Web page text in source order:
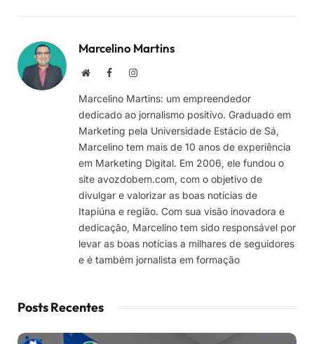
Marcelino Martins
Site FacebookInstagram
Marcelino Martins: um empreendedor
dedicado ao jornalismo positivo. Graduado em
Marketing pela Universidade Estácio de Sá,
Marcelino tem mais de 10 anos de experiência
em Marketing Digital. Em 2006, ele fundou o
site avozdobem.com, com o objetivo de
divulgar e valorizar as boas notícias de
Itapiúna e região. Com sua visão inovadora e
dedicação, Marcelino tem sido responsável por
levar as boas notícias a milhares de seguidores
e é também jornalista em formação
Posts Recentes